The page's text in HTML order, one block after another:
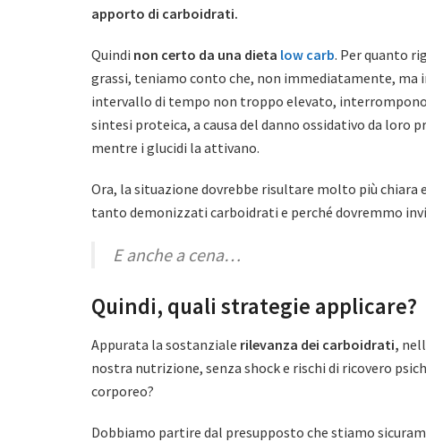
apporto di carboidrati.
Quindi non certo da una dieta low carb. Per quanto
grassi, teniamo conto che, non immediatamente, ma
intervallo di tempo non troppo elevato,
sintesi proteica, a causa del danno ossidativo da loro
mentre i glucidi la attivano.
Ora, la situazione dovrebbe risultare molto più
tanto demonizzati carboidrati e perché dovremmo
E anche a cena…
Quindi, quali strategie applicare?
Appurata la sostanziale rilevanza dei carboidrati,
nostra nutrizione, senza shock e rischi di ricovero
corporeo?
Dobbiamo partire dal presupposto che stiamo